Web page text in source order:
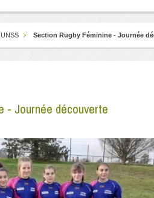
Section Rugby Féminine - Journée
- Journée découverte